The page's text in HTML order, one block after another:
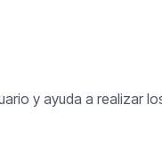
y ayuda a realizar